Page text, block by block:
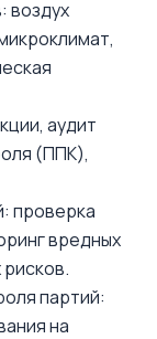
воздух
аудит
(ППК),
проверка
вредных
партий:
на